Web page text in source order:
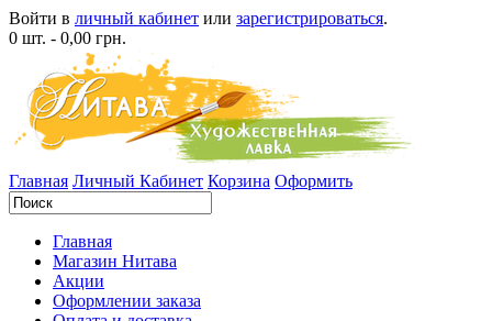
Войти в личный кабинет или зарегистрироваться.
0 шт. - 0,00 грн.
Главная Личный Кабинет Корзина Оформить
Главная
Магазин Нитава
Акции
Оформлении заказа